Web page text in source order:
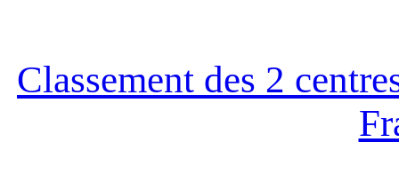
Classement des 2